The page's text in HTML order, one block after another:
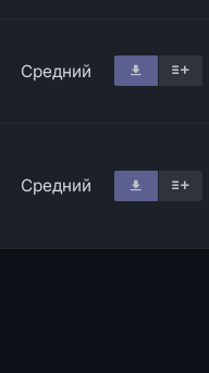
Средний
Средний